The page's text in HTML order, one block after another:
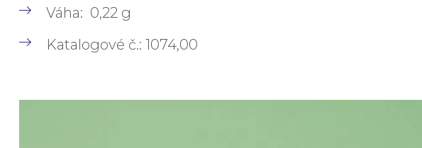
Váha: 0,22 g
Katalogové č.: 1074,00